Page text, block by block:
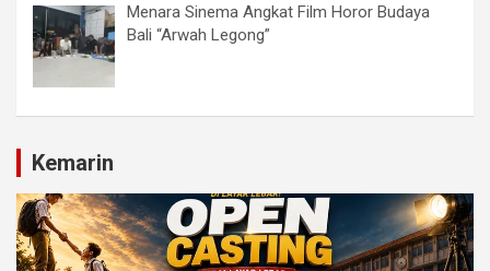
Menara Sinema Angkat Film Horor Budaya
Bali “Arwah Legong”
Kemarin